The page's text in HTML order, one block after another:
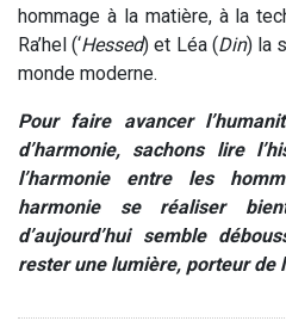
hommage à la matière, à la
Ra’hel (‘Hessed) et Léa (Din) la
monde moderne.
Pour faire avancer
d’harmonie, sachons lire
l’harmonie entre les
harmonie se réaliser
d’aujourd’hui semble
rester une lumière, porteur de